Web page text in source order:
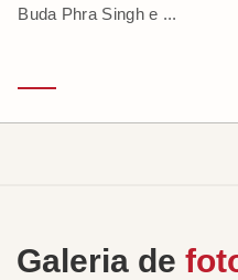
Buda Phra Singh e ...
Galeria de